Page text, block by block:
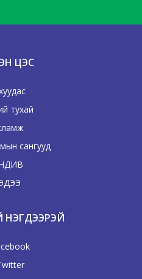
ЦЭС
хуудас
тухай
сангууд
НЭГДЭЭРЭЙ